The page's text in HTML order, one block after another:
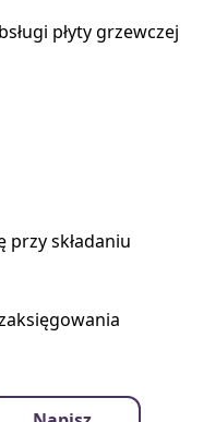
płyty grzewczej
przy składaniu
: